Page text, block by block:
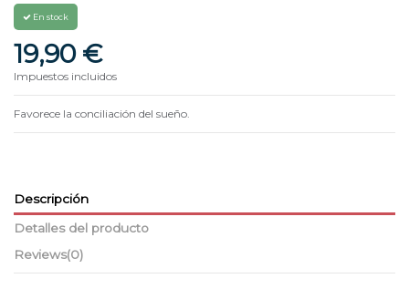
En stock
19,90 €
Impuestos incluidos
Favorece la conciliación del sueño.
Descripción
Detalles del producto
Reviews(0)